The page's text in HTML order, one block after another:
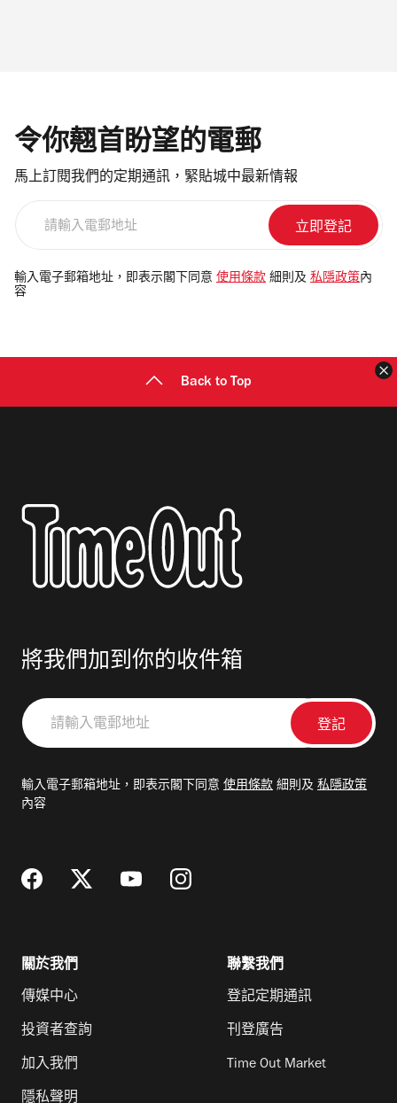
令你翹首盼望的電郵
馬上訂閱我們的定期通訊，緊貼城中最新情報
電
郵
輸入電子郵箱地址，即表示閣下同意 使用條款 細則及 私隱政策 內
容
Back to Top
將我們加到你的收件箱
請
輸
郵
輸入電子郵箱地址，即表示閣下同意 使用條款 細則及 私隱政策
內容
關於我們
傳媒中心
投資者查詢
加入我們
隱私聲明
聯繫我們
登記定期通訊
刊登廣告
Time Out Market